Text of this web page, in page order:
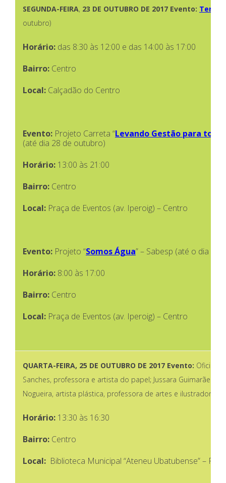
SEGUNDA-FEIRA, 23 DE OUTUBRO DE 2017 Evento: Tenda
outubro)
Horário: das 8:30 às 12:00 e das 14:00 às 17:00
Bairro: Centro
Local: Calçadão do Centro
Evento: Projeto Carreta “Levando Gestão para todo
(até dia 28 de outubro)
Horário: 13:00 às 21:00
Bairro: Centro
Local: Praça de Eventos (av. Iperoig) – Centro
Evento: Projeto “Somos Água” – Sabesp (até o dia 29
Horário: 8:00 às 17:00
Bairro: Centro
Local: Praça de Eventos (av. Iperoig) – Centro
QUARTA-FEIRA, 25 DE OUTUBRO DE 2017 Evento: Oficina
Sanches, professora e artista do papel; Jussara Guimarães,
Nogueira, artista plástica, professora de artes e ilustradora
Horário: 13:30 às 16:30
Bairro: Centro
Local: Biblioteca Municipal “Ateneu Ubatubense” –